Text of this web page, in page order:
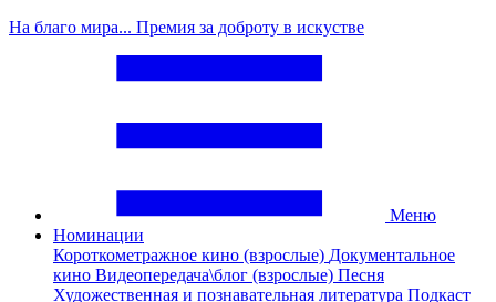
На благо мира... Премия за доброту в искустве
Меню
Номинации
Короткометражное кино (взрослые) Документальное
кино Видеопередача\блог (взрослые) Песня
Художественная и познавательная литература Подкаст